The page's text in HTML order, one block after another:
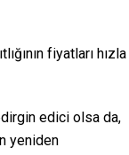
fiyatları hızla
edici olsa da,
yeniden